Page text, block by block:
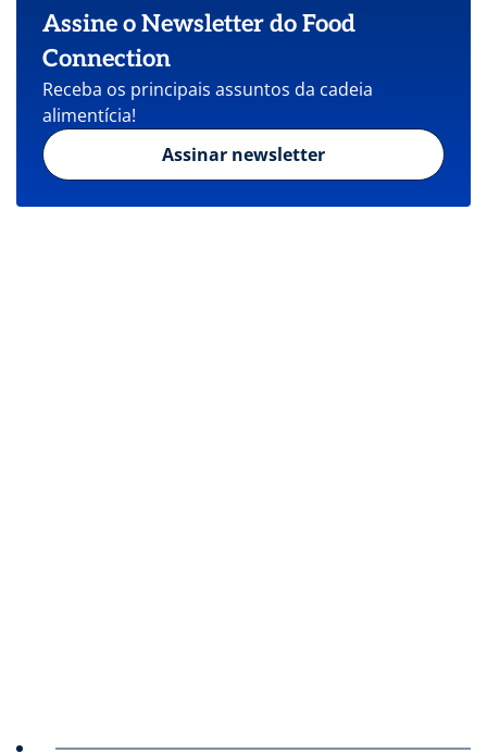
Assine o Newsletter do Food
Connection
Receba os principais assuntos da cadeia
alimentícia!
Assinar newsletter